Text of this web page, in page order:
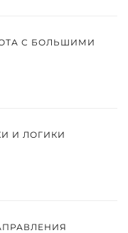
С БОЛЬШИМИ
И ЛОГИКИ